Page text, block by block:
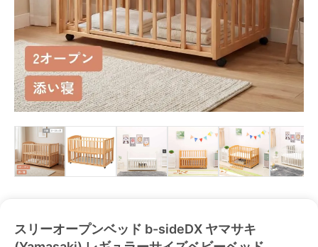
スリーオープンベッド b-sideDX ヤマサキ